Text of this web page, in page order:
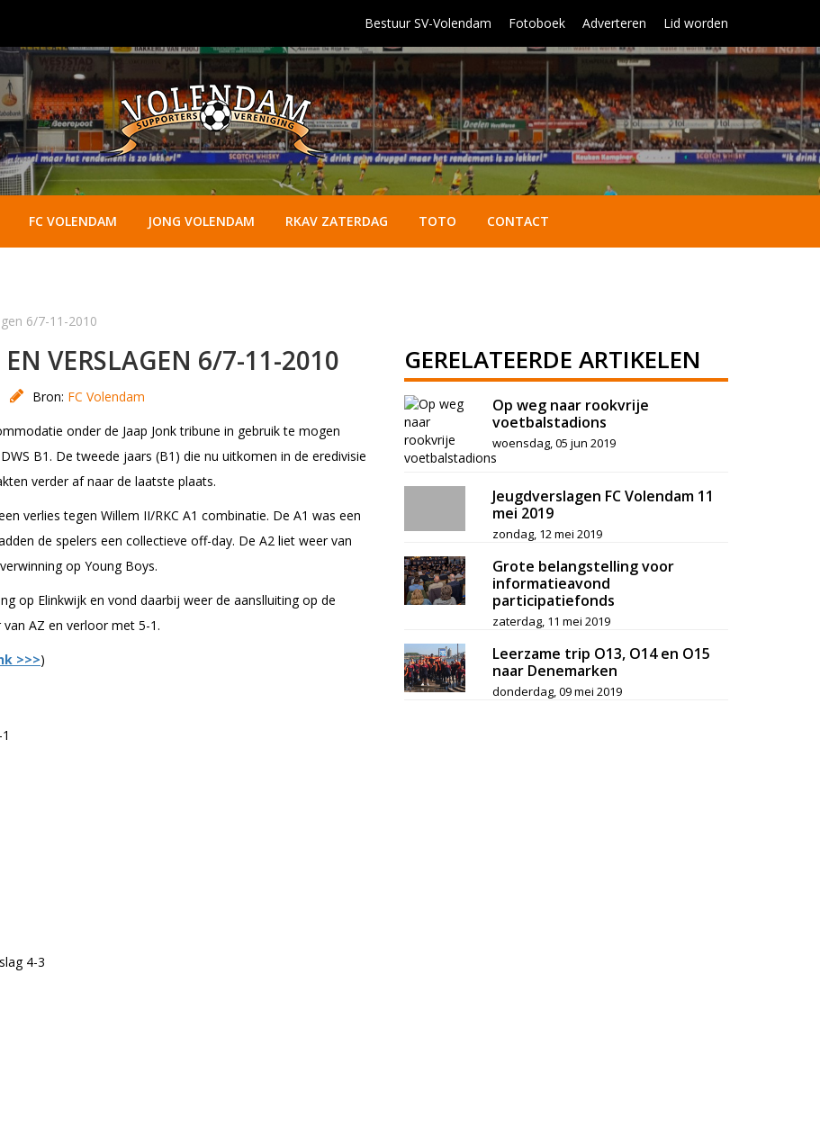
Bestuur SV-Volendam Fotoboek Adverteren Lid worden
FC VOLENDAM JONG VOLENDAM RKAV ZATERDAG TOTO CONTACT
6/7-11-2010
VERSLAGEN 6/7-11-2010
Bron: FC Volendam
onder de Jaap Jonk tribune in gebruik te mogen
B1. De tweede jaars (B1) die nu uitkomen in de eredivisie
verder af naar de laatste plaats.
verlies tegen Willem II/RKC A1 combinatie. De A1 was een
de spelers een collectieve off-day. De A2 liet weer van
op Young Boys.
op Elinkwijk en vond daarbij weer de aanslluiting op de
AZ en verloor met 5-1.
>>>)
4-3
GERELATEERDE ARTIKELEN
Op weg naar rookvrije
voetbalstadions
woensdag, 05 jun 2019
Jeugdverslagen FC Volendam 11
mei 2019
zondag, 12 mei 2019
Grote belangstelling voor
informatieavond
participatiefonds
zaterdag, 11 mei 2019
Leerzame trip O13, O14 en O15
naar Denemarken
donderdag, 09 mei 2019